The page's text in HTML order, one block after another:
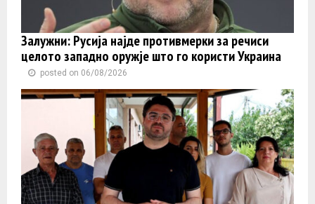
Залужни: Русија најде противмерки за речиси
целото западно оружје што го користи Украина
posted on 06/08/2026